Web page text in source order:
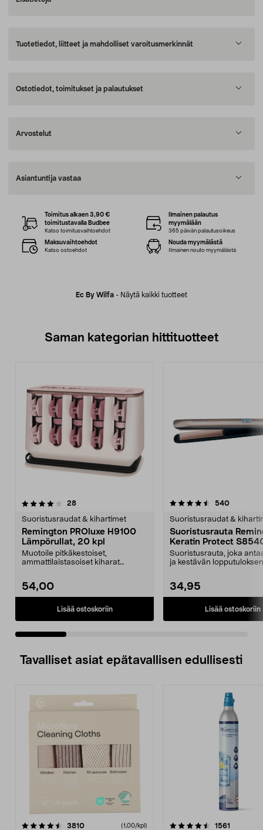
Tuotetiedot, liitteet ja mahdolliset varoitusmerkinnät
Ostotiedot, toimitukset ja palautukset
Arvostelut
Asiantuntija vastaa
Ec By Wilfa - Näytä kaikki tuotteet
Toimitus alkaen 3,90 €
toimitustavalla Budbee
Katso toimitusvaihtoehdot
Ilmainen palautus
myymälään
365 päivän palautusoikeus
Maksuvaihtoehdot
Katso ostoehdot
Nouda myymälästä
Ilmainen nouto myymälästä
Saman kategorian hittituotteet
28arvostelut
Suoristusraudat & kihartimet
Remington PROluxe H9100
Lämpörullat, 20 kpl
Muotoile pitkäkestoiset,
ammattilaistasoiset kiharat
54,00
Lisää ostoskoriin
4.5 viidestä
540arvostelut
Suoristusraudat &
Suoristusrauta
Keratin Protect
Suoristusrauta, joka
ja kestävän
34,95
Lisää ostoskoriin
4.5 viidestä
Tavalliset asiat epätavallisen edullisesti
3810arvostelut (1,00/kpl)
4.5viidestä
1561
4.5viidestä